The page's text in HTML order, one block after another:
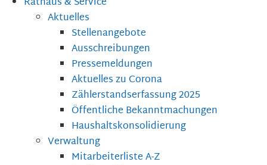
Aktuelles
Stellenangebote
Ausschreibungen
Pressemeldungen
Aktuelles zu Corona
Zählerstandserfassung 2025
Öffentliche Bekanntmachungen
Haushaltskonsolidierung
Verwaltung
Mitarbeiterliste A-Z